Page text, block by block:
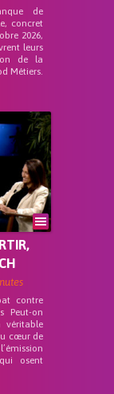
de
concret
2026,
leurs
de la
Métiers.
contre
Peut-on
véritable
cœur de
osent